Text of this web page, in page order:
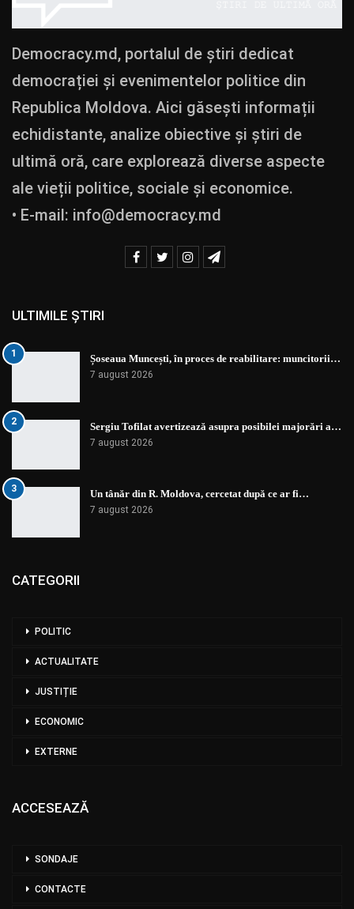
Democracy.md, portalul de știri dedicat
democrației și evenimentelor politice din
Republica Moldova. Aici găsești informații
echidistante, analize obiective și știri de
ultimă oră, care explorează diverse aspecte
ale vieții politice, sociale și economice.
• E-mail: info@democracy.md
ULTIMILE ȘTIRI
1 Șoseaua Muncești, în proces de reabilitare: muncitorii…
7 august 2026
2 Sergiu Tofilat avertizează asupra posibilei majorări a…
7 august 2026
3 Un tânăr din R. Moldova, cercetat după ce ar fi…
7 august 2026
CATEGORII
POLITIC
ACTUALITATE
JUSTIȚIE
ECONOMIC
EXTERNE
ACCESEAZĂ
SONDAJE
CONTACTE